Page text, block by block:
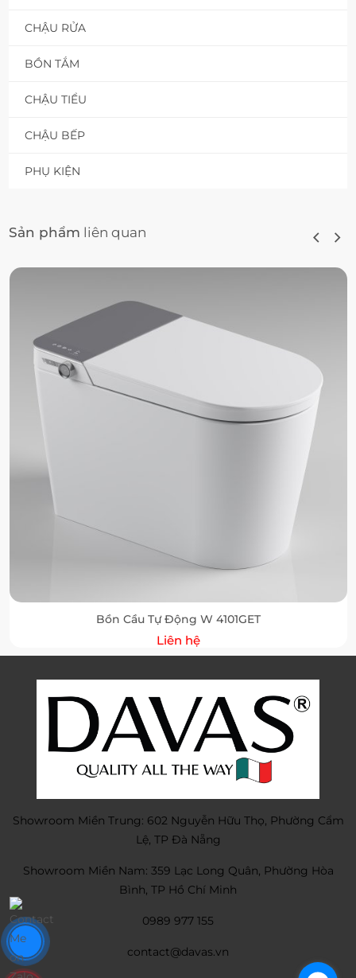
CHẬU RỬA
BỒN TẮM
CHẬU TIỂU
CHẬU BẾP
PHỤ KIỆN
Sản phẩm liên quan
Bồn Cầu Tự Động W 4101GET
Liên hệ
Showroom Miền Trung: 602 Nguyễn Hữu Thọ, Phường Cẩm
Lệ, TP Đà Nẵng
Showroom Miền Nam: 359 Lạc Long Quân, Phường Hòa
Bình, TP Hồ Chí Minh
0989 977 155
contact@davas.vn